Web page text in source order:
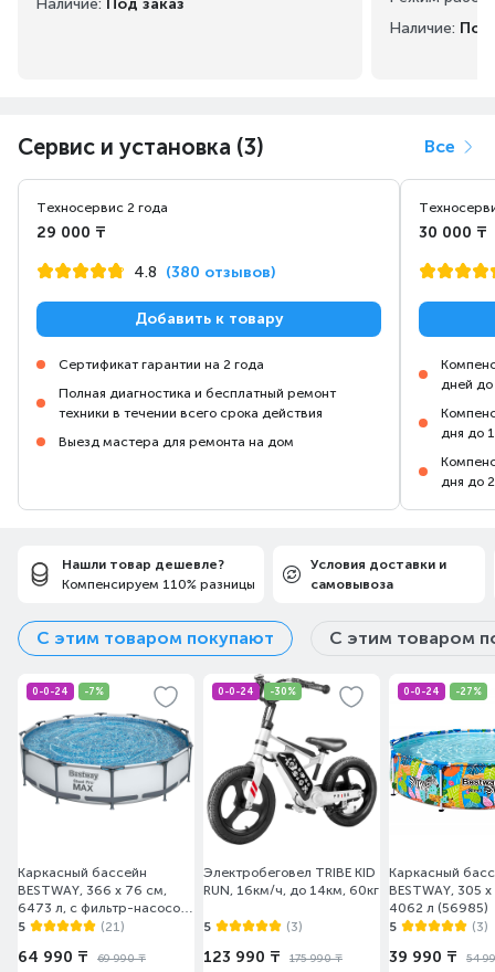
Наличие: Под заказ
Наличие: Под
Сервис и установка (3) Все
Техносервис 2 года
29 000 ₸
4.8 (380 отзывов)
Добавить к товару
Сертификат гарантии на 2 года
Полная диагностика и бесплатный ремонт
техники в течении всего срока действия
Выезд мастера для ремонта на дом
30 000 ₸
дней до
дня до
дня до
Нашли товар дешевле?
Компенсируем 110% разницы
Условия доставки и
самовывоза
С этим товаром покупают С этим товаром
0-0-24 -7%
Каркасный бассейн
BESTWAY, 366 х 76 см,
6473 л, с фильтр-насосом
(56416 Bestway 21)
5 (21)
64 990 ₸ 69 990 ₸
0-0-24 -30%
Электробеговел TRIBE KID
RUN, 16км/ч, до 14км, 60кг
5 (3)
123 990 ₸ 175 990 ₸
0-0-24 -27%
Каркасный
BESTWAY, 305
4062 л (56985)
5
(3)
39 990 ₸ 54